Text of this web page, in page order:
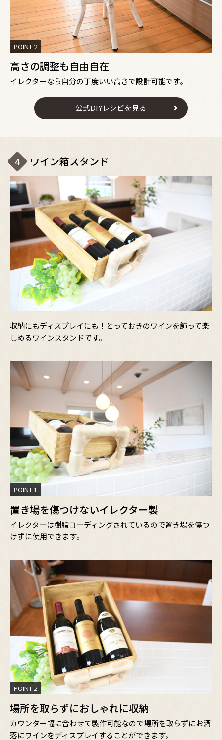
POINT 2
高さの調整も自由自在
イレクターなら自分の丁度いい高さで設計可能です。
公式DIYレシピを見る
4 ワイン箱スタンド
収納にもディスプレイにも！とっておきのワインを飾って楽
しめるワインスタンドです。
POINT 1
置き場を傷つけないイレクター製
イレクターは樹脂コーディングされているので置き場を傷つ
けずに使用できます。
POINT 2
場所を取らずにおしゃれに収納
カウンター幅に合わせて製作可能なので場所を取らずにお洒
落にワインをディスプレイすることができます。